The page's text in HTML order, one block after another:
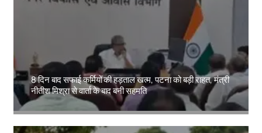
8 दिन बाद सफाई कर्मियों की हड़ताल खत्म, पटना को बड़ी राहत, मंत्री
नीतीश मिश्रा से वार्ता के बाद बनी सहमति